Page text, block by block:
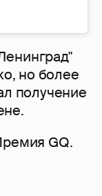
но более
получение
GQ.